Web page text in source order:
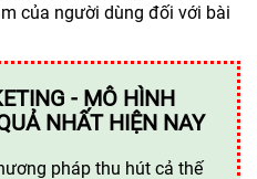
của người dùng đối với bài
- MÔ HÌNH
NHẤT HIỆN NAY
pháp thu hút cả thế